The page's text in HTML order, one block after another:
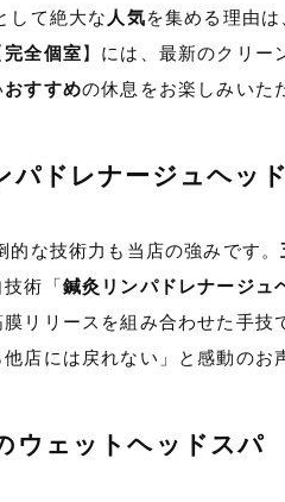
して絶大な人気を集める理由
完全個室】には、最新のクリー
おすすめの休息をお楽しみいた
パドレナージュヘッ
的な技術力も当店の強みです。
術「鍼灸リンパドレナージュ
リリースを組み合わせた手
店には戻れない」と感動のお
ウェットヘッドスパ